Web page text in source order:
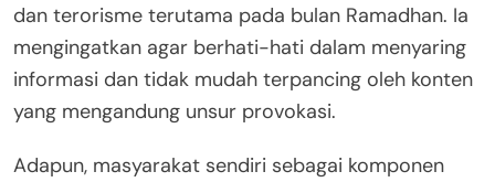
dan terorisme terutama pada bulan Ramadhan. Ia
mengingatkan agar berhati-hati dalam menyaring
informasi dan tidak mudah terpancing oleh konten
yang mengandung unsur provokasi.
Adapun, masyarakat sendiri sebagai komponen